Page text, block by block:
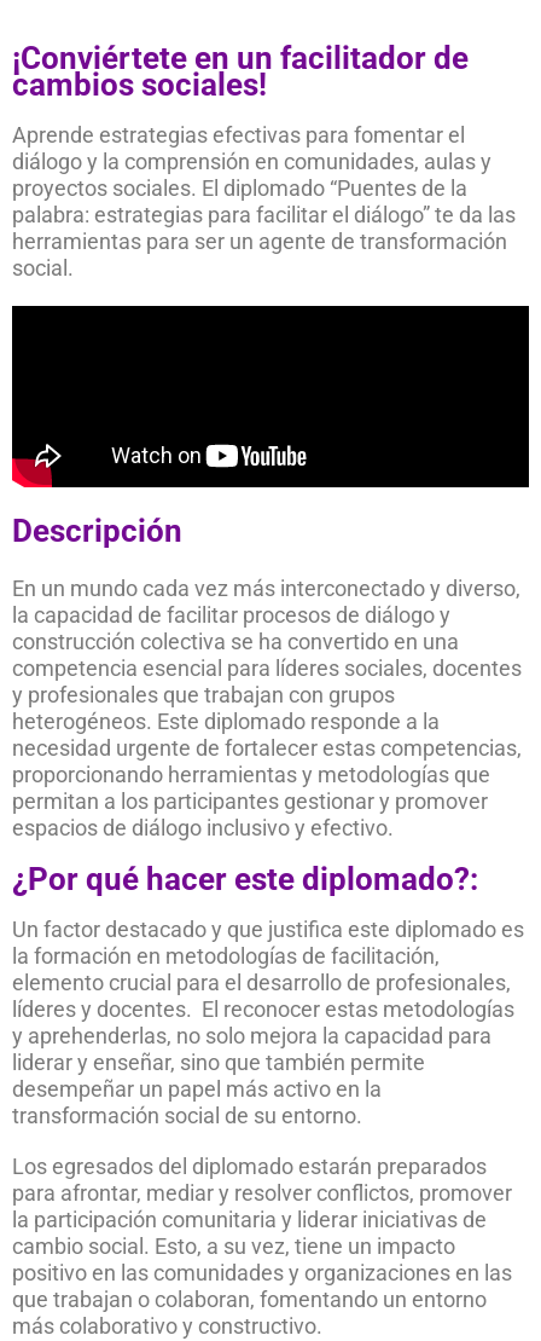
¡Conviértete en un facilitador de
cambios sociales!
Aprende estrategias efectivas para fomentar el
diálogo y la comprensión en comunidades, aulas y
proyectos sociales. El diplomado “Puentes de la
palabra: estrategias para facilitar el diálogo” te da las
herramientas para ser un agente de transformación
social.
Descripción
En un mundo cada vez más interconectado y diverso,
la capacidad de facilitar procesos de diálogo y
construcción colectiva se ha convertido en una
competencia esencial para líderes sociales, docentes
y profesionales que trabajan con grupos
heterogéneos. Este diplomado responde a la
necesidad urgente de fortalecer estas competencias,
proporcionando herramientas y metodologías que
permitan a los participantes gestionar y promover
espacios de diálogo inclusivo y efectivo.
¿Por qué hacer este diplomado?:
Un factor destacado y que justifica este diplomado es
la formación en metodologías de facilitación,
elemento crucial para el desarrollo de profesionales,
líderes y docentes. El reconocer estas metodologías
y aprehenderlas, no solo mejora la capacidad para
liderar y enseñar, sino que también permite
desempeñar un papel más activo en la
transformación social de su entorno.
Los egresados del diplomado estarán preparados
para afrontar, mediar y resolver conflictos, promover
la participación comunitaria y liderar iniciativas de
cambio social. Esto, a su vez, tiene un impacto
positivo en las comunidades y organizaciones en las
que trabajan o colaboran, fomentando un entorno
más colaborativo y constructivo.